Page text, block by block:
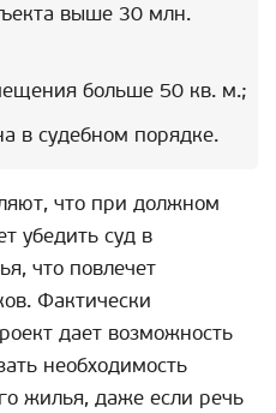
выше 30 млн.
больше 50 кв. м.;
в судебном порядке.
что при должном
убедить суд в
что повлечет
Фактически
дает возможность
необходимость
жилья, даже если речь